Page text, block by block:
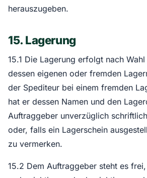
herauszugeben.
15. Lagerung
15.1 Die Lagerung erfolgt nach
dessen eigenen oder fremden
der Spediteur bei einem fremden
hat er dessen Namen und den
Auftraggeber unverzüglich
oder, falls ein Lagerschein
zu vermerken.
15.2 Dem Auftraggeber steht es